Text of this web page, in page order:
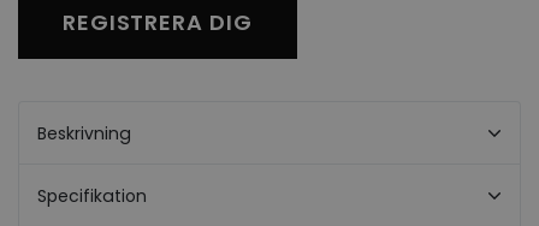
REGISTRERA DIG
Beskrivning
Specifikation